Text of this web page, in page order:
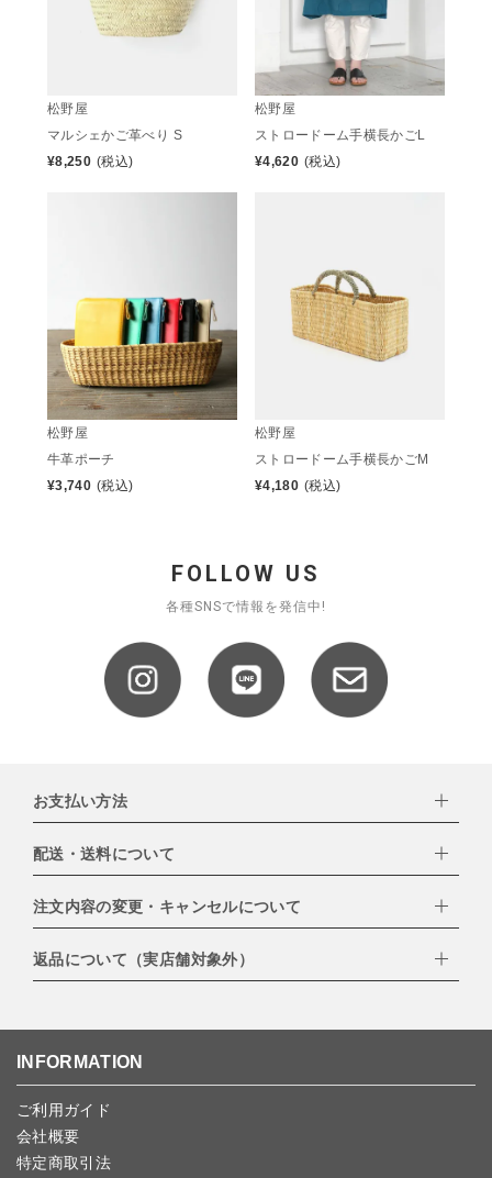
松野屋
マルシェかご革べり S
¥8,250 (税込)
松野屋
ストロードーム手横長かごL
¥4,620 (税込)
松野屋
牛革ポーチ
¥3,740 (税込)
松野屋
ストロードーム手横長かごM
¥4,180 (税込)
FOLLOW US
各種SNSで情報を発信中!
お支払い方法
下記お支払い方法よりお選びいただけます。
・クレジットカード（VISA,mastercard,JCB,AMERICAN
EXPRESS,Diners Club）
・PayPay
・NP後払い
配送・送料について
配達業者：日本郵便
北海道：1,400円
沖縄：1,400円
注文内容の変更・キャンセルについて
ご注文日当日から翌日のAM9:00までにご連絡頂いた場合はキャン
セルは可能です。
ンセルしていただいた後、ご希望の商品のみ再度ご注文お願いしま
予約商品など一部キャンセルが出来ない場合がございます。あらか
じめご了承ください。
返品について（実店舗対象外）
こちらよりご依頼ください。
INFORMATION
ご利用ガイド
会社概要
特定商取引法